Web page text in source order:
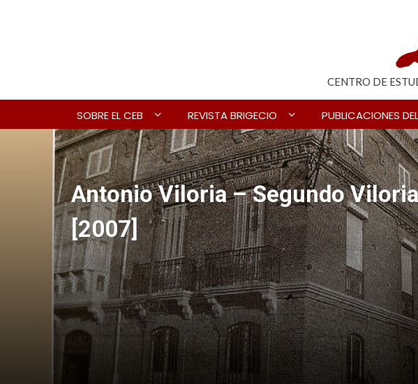
CENTRO DE
SOBRE EL CEB REVISTA BRIGECIO PUBLICACIONES
Antonio Viloria – Segundo
[2007]